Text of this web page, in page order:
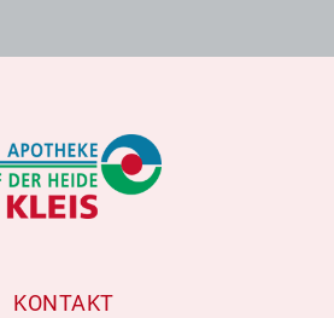
KONTAKT